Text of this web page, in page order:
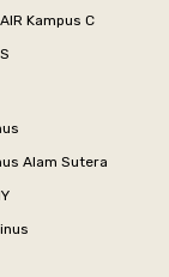
Kampus C
Alam Sutera